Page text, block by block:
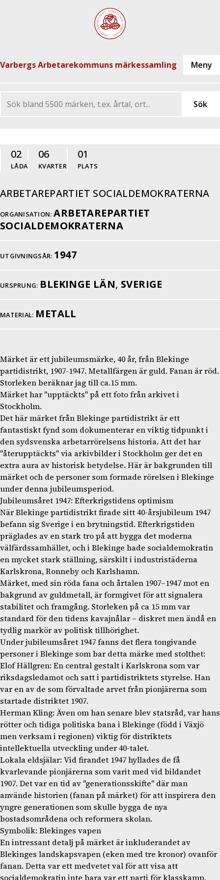
Varbergs Arbetarekommuns märkessamling
02
LÅDA
06
KVARTER
01
PLATS
ARBETAREPARTIET SOCIALDEMOKRATERNA
ORGANISATION: ARBETAREPARTIET
SOCIALDEMOKRATERNA
UTGIVNINGSÅR: 1947
URSPRUNG: BLEKINGE LÄN, SVERIGE
MATERIAL: METALL
Märket är ett jubileumsmärke, 40 år, från Blekinge
partidistrikt, 1907-1947. Metallfärgen är guld. Fanan är röd.
Storleken beräknar jag till ca.15 mm.
Märket har "upptäckts" på ett foto från arkivet i
Stockholm.
Det här märket från Blekinge partidistrikt är ett
fantastiskt fynd som dokumenterar en viktig tidpunkt i
den sydsvenska arbetarrörelsens historia. Att det har
"återupptäckts" via arkivbilder i Stockholm ger det en
extra aura av historisk betydelse. Här är bakgrunden till
märket och de personer som formade rörelsen i Blekinge
under denna jubileumsperiod.
Jubileumsåret 1947: Efterkrigstidens optimism
När Blekinge partidistrikt firade sitt 40-årsjubileum 1947
befann sig Sverige i en brytningstid. Efterkrigstiden
präglades av en stark tro på att bygga det moderna
välfärdssamhället, och i Blekinge hade socialdemokratin
en mycket stark ställning, särskilt i industristäderna
Karlskrona, Ronneby och Karlshamn.
Märket, med sin röda fana och årtalen 1907–1947 mot en
bakgrund av guldmetall, är formgivet för att signalera
stabilitet och framgång. Storleken på ca 15 mm var
standard för den tidens kavajnålar – diskret men ändå en
tydlig markör av politisk tillhörighet.
Under jubileumsåret 1947 fanns det flera tongivande
personer i Blekinge som bar detta märke med stolthet:
Elof Hällgren: En central gestalt i Karlskrona som var
riksdagsledamot och satt i partidistriktets styrelse. Han
var en av de som förvaltade arvet från pionjärerna som
startade distriktet 1907.
Herman Kling: Även om han senare blev statsråd, var hans
rötter och tidiga politiska bana i Blekinge (född i Växjö
men verksam i regionen) viktig för distriktets
intellektuella utveckling under 40-talet.
Lokala eldsjälar: Vid firandet 1947 hyllades de få
kvarlevande pionjärerna som varit med vid bildandet
1907. Det var en tid av "generationsskifte" där man
använde historien (fanan på märket) för att inspirera den
yngre generationen som skulle bygga de nya
bostadsområdena och reformera skolan.
Symbolik: Blekinges vapen
En intressant detalj på märket är inkluderandet av
Blekinges landskapsvapen (eken med tre kronor) ovanför
fanan. Detta var ett medvetet val för att visa att
socialdemokratin inte bara var ett parti för klasskamp,